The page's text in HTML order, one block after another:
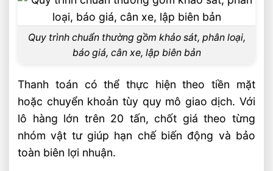
Quy trình chuẩn thường gồm khảo sát, phân loại,
báo giá, cân xe, lập biên bản
Thanh toán có thể thực hiện theo tiền mặt
hoặc chuyển khoản tùy quy mô giao dịch. Với
lô hàng lớn trên 20 tấn, chốt giá theo từng
nhóm vật tư giúp hạn chế biến động và bảo
toàn biên lợi nhuận.